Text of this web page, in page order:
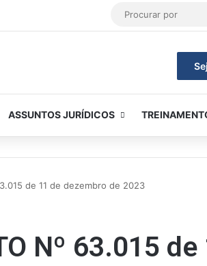
ASSUNTOS JURÍDICOS
de 11 de dezembro de 2023
Nº 63.015 de